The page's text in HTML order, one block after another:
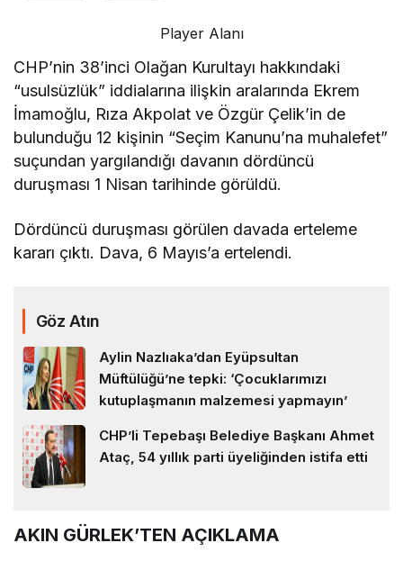
Player Alanı
CHP’nin 38’inci Olağan Kurultayı hakkındaki
“usulsüzlük” iddialarına ilişkin aralarında Ekrem
İmamoğlu, Rıza Akpolat ve Özgür Çelik’in de
bulunduğu 12 kişinin “Seçim Kanunu’na muhalefet”
suçundan yargılandığı davanın dördüncü
duruşması 1 Nisan tarihinde görüldü.
Dördüncü duruşması görülen davada erteleme
kararı çıktı. Dava, 6 Mayıs’a ertelendi.
Göz Atın
Aylin Nazlıaka’dan Eyüpsultan
Müftülüğü’ne tepki: ‘Çocuklarımızı
kutuplaşmanın malzemesi yapmayın’
CHP’li Tepebaşı Belediye Başkanı Ahmet
Ataç, 54 yıllık parti üyeliğinden istifa etti
AKIN GÜRLEK’TEN AÇIKLAMA